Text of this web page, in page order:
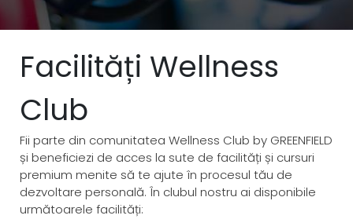
Fii parte din comunitatea Wellness Club by GREENFIELD
și beneficiezi de acces la sute de facilități și cursuri
premium menite să te ajute în procesul tău de
dezvoltare personală. În clubul nostru ai disponibile
următoarele facilități:
Facilități Wellness
Club